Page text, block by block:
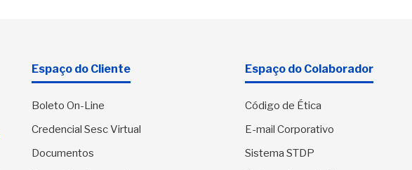
Espaço do Cliente
Boleto On-Line
Credencial Sesc Virtual
Documentos
Espaço do Colaborador
Código de Ética
E-mail Corporativo
Sistema STDP